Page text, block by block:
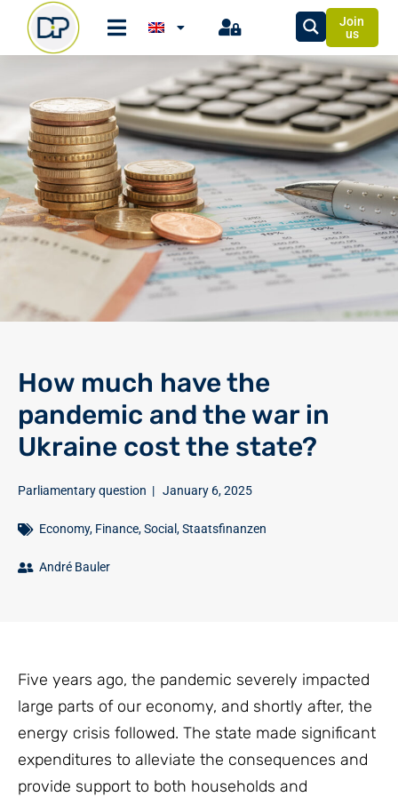
Join
us
How much have the
pandemic and the war in
Ukraine cost the state?
Parliamentary question | January 6, 2025
Economy, Finance,Social ,Staatsfinanzen
André Bauler
Five years ago, the pandemic severely impacted
large parts of our economy, and shortly after, the
energy crisis followed. The state made significant
expenditures to alleviate the consequences and
provide support to both households and